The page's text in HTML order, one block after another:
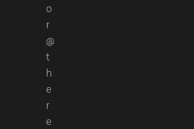
o
r
@
t
h
e
r
e